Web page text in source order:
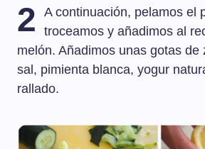
2
A continuación, pelamos el
troceamos y añadimos al
melón. Añadimos unas gotas de
sal, pimienta blanca, yogur
rallado.